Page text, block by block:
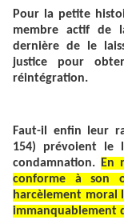
Pour la petite
membre actif de
dernière de le
justice pour
réintégration.
Faut-il enfin leur
154) prévoient le
condamnation.
En
conforme à son
harcèlement moral
immanquablement